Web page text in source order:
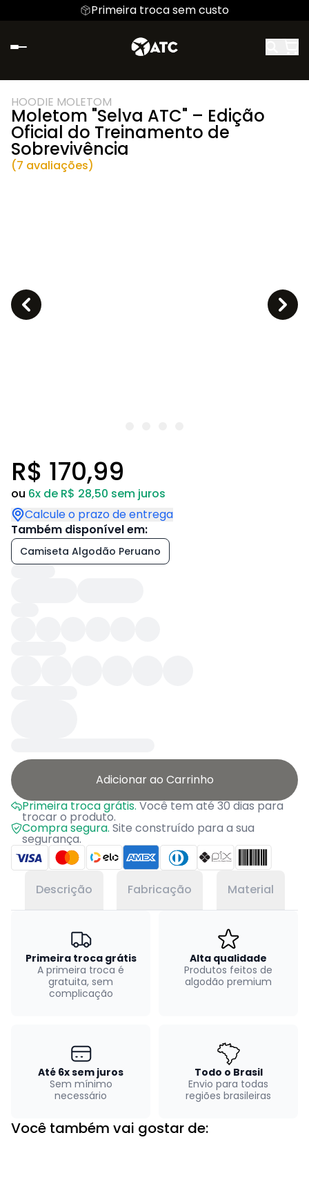
Primeira troca sem custo
HOODIE MOLETOM
Moletom "Selva ATC" – Edição
Oficial do Treinamento de
Sobrevivência
(7 avaliações)
R$ 170,99
ou 6x de R$ 28,50 sem juros
Calcule o prazo de entrega
Também disponível em:
Camiseta Algodão Peruano
Adicionar ao Carrinho
Primeira troca grátis.Você tem até 30 dias para
trocar o produto.
Compra segura. Site construído para a sua
segurança.
Descrição Fabricação Material
Primeira troca grátis
A primeira troca é
gratuita, sem
complicação
Alta qualidade
Produtos feitos de
algodão premium
Até 6x sem juros
Sem mínimo
necessário
Todo o Brasil
Envio para todas
regiões brasileiras
Você também vai gostar de: